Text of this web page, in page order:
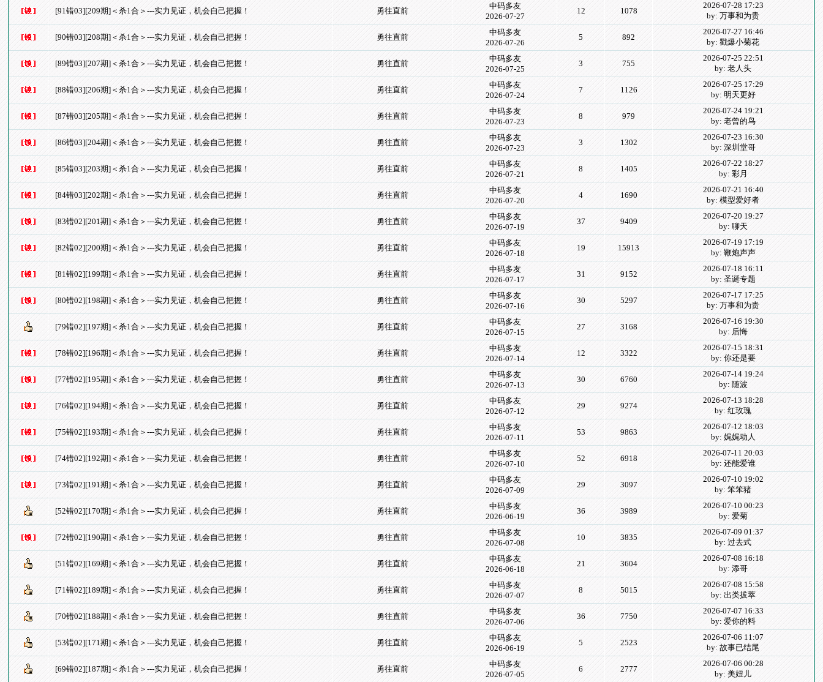
[91错03][209期]＜杀1合＞---实力见证，机会自己把握！ 勇往直前
中码多友
2026-07-27
12 1078
2026-07-28 17:23
by: 万事和为贵
[90错03][208期]＜杀1合＞---实力见证，机会自己把握！ 勇往直前
中码多友
2026-07-26
5 892
2026-07-27 16:46
by: 戳爆小菊花
[89错03][207期]＜杀1合＞---实力见证，机会自己把握！ 勇往直前
中码多友
2026-07-25
3 755
2026-07-25 22:51
by: 老人头
[88错03][206期]＜杀1合＞---实力见证，机会自己把握！ 勇往直前
中码多友
2026-07-24
7 1126
2026-07-25 17:29
by: 明天更好
[87错03][205期]＜杀1合＞---实力见证，机会自己把握！ 勇往直前
中码多友
2026-07-23
8 979
2026-07-24 19:21
by: 老曾的鸟
[86错03][204期]＜杀1合＞---实力见证，机会自己把握！ 勇往直前
中码多友
2026-07-23
3 1302
2026-07-23 16:30
by: 深圳堂哥
[85错03][203期]＜杀1合＞---实力见证，机会自己把握！ 勇往直前
中码多友
2026-07-21
8 1405
2026-07-22 18:27
by: 彩月
[84错03][202期]＜杀1合＞---实力见证，机会自己把握！ 勇往直前
中码多友
2026-07-20
4 1690
2026-07-21 16:40
by: 模型爱好者
[83错02][201期]＜杀1合＞---实力见证，机会自己把握！ 勇往直前
中码多友
2026-07-19
37 9409
2026-07-20 19:27
by: 聊天
[82错02][200期]＜杀1合＞---实力见证，机会自己把握！ 勇往直前
中码多友
2026-07-18
19 15913
2026-07-19 17:19
by: 鞭炮声声
[81错02][199期]＜杀1合＞---实力见证，机会自己把握！ 勇往直前
中码多友
2026-07-17
31 9152
2026-07-18 16:11
by: 圣诞专题
[80错02][198期]＜杀1合＞---实力见证，机会自己把握！ 勇往直前
中码多友
2026-07-16
30 5297
2026-07-17 17:25
by: 万事和为贵
[79错02][197期]＜杀1合＞---实力见证，机会自己把握！ 勇往直前
中码多友
2026-07-15
27 3168
2026-07-16 19:30
by: 后悔
[78错02][196期]＜杀1合＞---实力见证，机会自己把握！ 勇往直前
中码多友
2026-07-14
12 3322
2026-07-15 18:31
by: 你还是要
[77错02][195期]＜杀1合＞---实力见证，机会自己把握！ 勇往直前
中码多友
2026-07-13
30 6760
2026-07-14 19:24
by: 随波
[76错02][194期]＜杀1合＞---实力见证，机会自己把握！ 勇往直前
中码多友
2026-07-12
29 9274
2026-07-13 18:28
by: 红玫瑰
[75错02][193期]＜杀1合＞---实力见证，机会自己把握！ 勇往直前
中码多友
2026-07-11
53 9863
2026-07-12 18:03
by: 娓娓动人
[74错02][192期]＜杀1合＞---实力见证，机会自己把握！ 勇往直前
中码多友
2026-07-10
52 6918
2026-07-11 20:03
by: 还能爱谁
[73错02][191期]＜杀1合＞---实力见证，机会自己把握！ 勇往直前
中码多友
2026-07-09
29 3097
2026-07-10 19:02
by: 笨笨猪
[52错02][170期]＜杀1合＞---实力见证，机会自己把握！ 勇往直前
中码多友
2026-06-19
36 3989
2026-07-10 00:23
by: 爱菊
[72错02][190期]＜杀1合＞---实力见证，机会自己把握！ 勇往直前
中码多友
2026-07-08
10 3835
2026-07-09 01:37
by: 过去式
[51错02][169期]＜杀1合＞---实力见证，机会自己把握！ 勇往直前
中码多友
2026-06-18
21 3604
2026-07-08 16:18
by: 添哥
[71错02][189期]＜杀1合＞---实力见证，机会自己把握！ 勇往直前
中码多友
2026-07-07
8 5015
2026-07-08 15:58
by: 出类拔萃
[70错02][188期]＜杀1合＞---实力见证，机会自己把握！ 勇往直前
中码多友
2026-07-06
36 7750
2026-07-07 16:33
by: 爱你的料
[53错02][171期]＜杀1合＞---实力见证，机会自己把握！ 勇往直前
中码多友
2026-06-19
5 2523
2026-07-06 11:07
by: 故事已结尾
[69错02][187期]＜杀1合＞---实力见证，机会自己把握！ 勇往直前
中码多友
2026-07-05
6 2777
2026-07-06 00:28
by: 美妞儿